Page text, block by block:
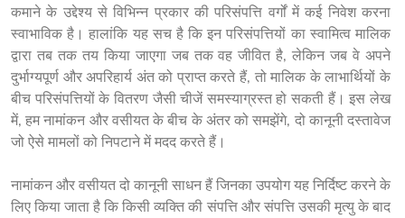
कमाने के उद्देश्य से विभिन्न प्रकार की परिसंपत्ति वर्गों में कई निवेश करना
स्वाभाविक है। हालांकि यह सच है कि इन परिसंपत्तियों का स्वामित्व मालिक
द्वारा तब तक तय किया जाएगा जब तक वह जीवित है, लेकिन जब वे अपने
दुर्भाग्यपूर्ण और अपरिहार्य अंत को प्राप्त करते हैं, तो मालिक के लाभार्थियों के
बीच परिसंपत्तियों के वितरण जैसी चीजें समस्याग्रस्त हो सकती हैं। इस लेख
में, हम नामांकन और वसीयत के बीच के अंतर को समझेंगे, दो कानूनी दस्तावेज
जो ऐसे मामलों को निपटाने में मदद करते हैं।
नामांकन और वसीयत दो कानूनी साधन हैं जिनका उपयोग यह निर्दिष्ट करने के
लिए किया जाता है कि किसी व्यक्ति की संपत्ति और संपत्ति उसकी मृत्यु के बाद